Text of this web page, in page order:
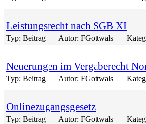
Leistungsrecht nach SGB XI
Typ: Beitrag Autor: FGottwals
Neuerungen im Vergaberecht
Typ: Beitrag Autor: FGottwals
Onlinezugangsgesetz
Typ: Beitrag Autor: FGottwals